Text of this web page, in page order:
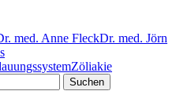
med. Anne FleckDr. med. Jörn
Zöliakie